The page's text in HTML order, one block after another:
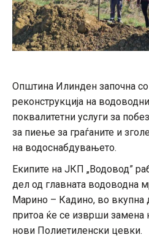
Општина Илинден започна
реконструкција на
поквалитетни услуги за
за пиење за граѓаните и
на водоснабдувањето.
Екипите на ЈКП „Водовод”
дел од главната водоводна
Марино – Кадино, во
притоа ќе се изврши замена
нови Полиетиленски цевки.